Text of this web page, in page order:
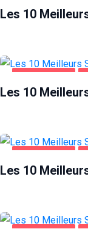
Les 10
ALIMENTATION
Les 10
ALIMENTATION
Les 10
ALIMENTATION